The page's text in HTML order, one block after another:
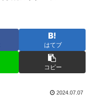
はてブ
コピー
2024.07.07